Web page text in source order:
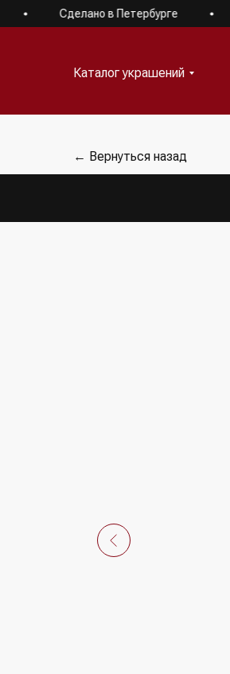
Сделано в Петербурге
Каталог украшений
← Вернуться назад